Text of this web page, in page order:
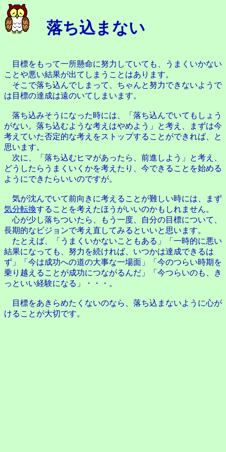
落ち込まない
目標をもって一所懸命に努力していても、うまくいかない
ことや悪い結果が出てしまうことはあります。
そこで落ち込んでしまって、ちゃんと努力できないようで
は目標の達成は遠のいてしまいます。
落ち込みそうになった時には、「落ち込んでいてもしょう
がない。落ち込むような考えはやめよう」と考え、まずは今
考えていた否定的な考えをストップすることができれば、と
思います。
次に、「落ち込むヒマがあったら、前進しよう」と考え、
どうしたらうまくいくかを考えたり、今できることを始める
ようにできたらいいのですが。
気が沈んでいて前向きに考えることが難しい時には、まず
気分転換することを考えたほうがいいのかもしれません。
心が少し落ちついたら、もう一度、自分の目標について、
長期的なビジョンで考え直してみるといいと思います。
たとえば、「うまくいかないこともある」「一時的に悪い
結果になっても、努力を続ければ、いつかは達成できるは
ず」「今は成功への道の大事な一場面」「今のつらい時期を
乗り越えることが成功につながるんだ」「今つらいのも、き
っといい経験になる」・・・。
目標をあきらめたくないのなら、落ち込まないように心が
けることが大切です。